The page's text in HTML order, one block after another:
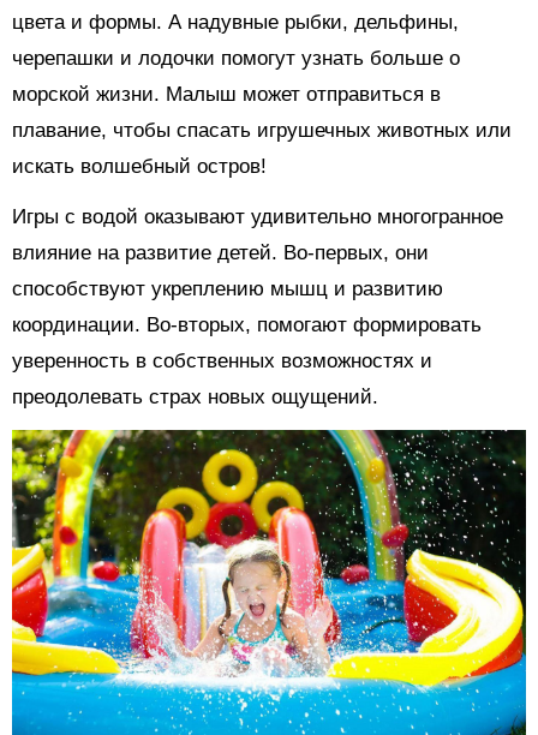
цвета и формы. А надувные рыбки, дельфины,
черепашки и лодочки помогут узнать больше о
морской жизни. Малыш может отправиться в
плавание, чтобы спасать игрушечных животных или
искать волшебный остров!
Игры с водой оказывают удивительно многогранное
влияние на развитие детей. Во-первых, они
способствуют укреплению мышц и развитию
координации. Во-вторых, помогают формировать
уверенность в собственных возможностях и
преодолевать страх новых ощущений.